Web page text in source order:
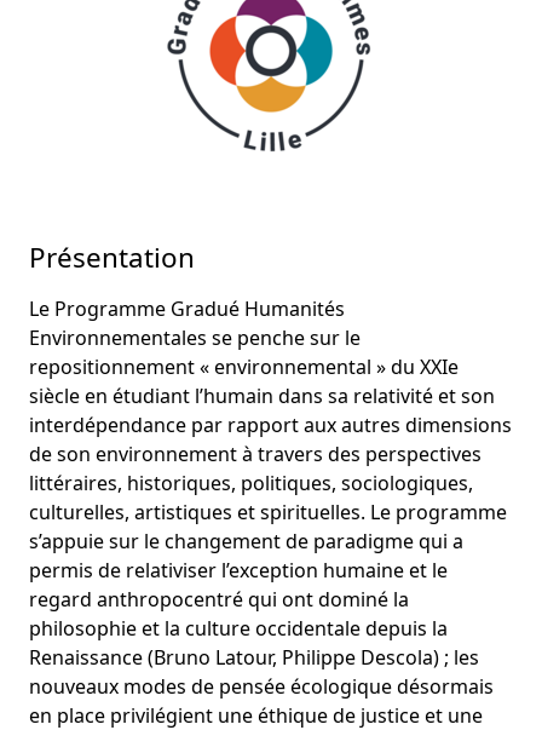
Présentation
Le Programme Gradué Humanités
Environnementales se penche sur le
repositionnement « environnemental » du XXIe
siècle en étudiant l’humain dans sa relativité et son
interdépendance par rapport aux autres dimensions
de son environnement à travers des perspectives
littéraires, historiques, politiques, sociologiques,
culturelles, artistiques et spirituelles. Le programme
s’appuie sur le changement de paradigme qui a
permis de relativiser l’exception humaine et le
regard anthropocentré qui ont dominé la
philosophie et la culture occidentale depuis la
Renaissance (Bruno Latour, Philippe Descola) ; les
nouveaux modes de pensée écologique désormais
en place privilégient une éthique de justice et une